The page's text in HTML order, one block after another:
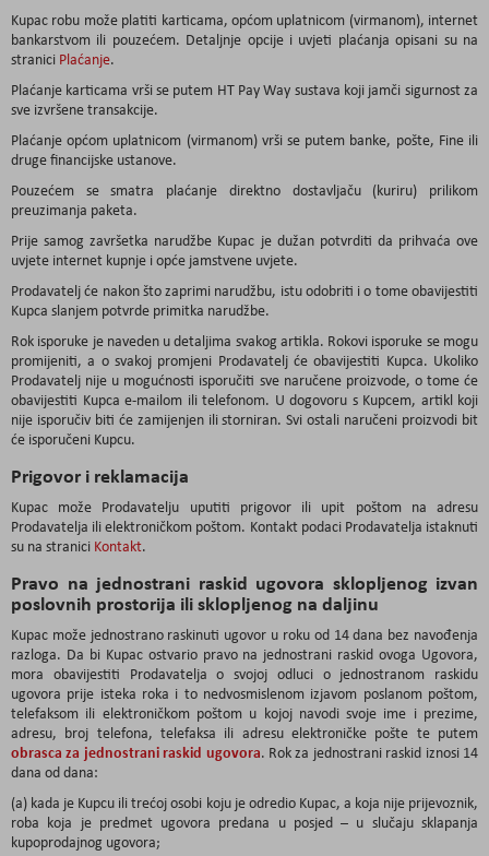
Kupac robu može platiti karticama, općom uplatnicom (virmanom), internet
bankarstvom ili pouzećem. Detaljnje opcije i uvjeti plaćanja opisani su na
stranici Plaćanje.
Plaćanje karticama vrši se putem HT Pay Way sustava koji jamči sigurnost za
sve izvršene transakcije.
Plaćanje općom uplatnicom (virmanom) vrši se putem banke, pošte, Fine ili
druge financijske ustanove.
Pouzećem se smatra plaćanje direktno dostavljaču (kuriru) prilikom
preuzimanja paketa.
Prije samog završetka narudžbe Kupac je dužan potvrditi da prihvaća ove
uvjete internet kupnje i opće jamstvene uvjete.
Prodavatelj će nakon što zaprimi narudžbu, istu odobriti i o tome obavijestiti
Kupca slanjem potvrde primitka narudžbe.
Rok isporuke je naveden u detaljima svakog artikla. Rokovi isporuke se mogu
promijeniti, a o svakoj promjeni Prodavatelj će obavijestiti Kupca. Ukoliko
Prodavatelj nije u mogućnosti isporučiti sve naručene proizvode, o tome će
obavijestiti Kupca e-mailom ili telefonom. U dogovoru s Kupcem, artikl koji
nije isporučiv biti će zamijenjen ili storniran. Svi ostali naručeni proizvodi bit
će isporučeni Kupcu.
Prigovor i reklamacija
Kupac može Prodavatelju uputiti prigovor ili upit poštom na adresu
Prodavatelja ili elektroničkom poštom. Kontakt podaci Prodavatelja istaknuti
su na stranici Kontakt.
Pravo na jednostrani raskid ugovora sklopljenog izvan
poslovnih prostorija ili sklopljenog na daljinu
Kupac može jednostrano raskinuti ugovor u roku od 14 dana bez navođenja
razloga. Da bi Kupac ostvario pravo na jednostrani raskid ovoga Ugovora,
mora obavijestiti Prodavatelja o svojoj odluci o jednostranom raskidu
ugovora prije isteka roka i to nedvosmislenom izjavom poslanom poštom,
telefaksom ili elektroničkom poštom u kojoj navodi svoje ime i prezime,
adresu, broj telefona, telefaksa ili adresu elektroničke pošte te putem
obrasca za jednostrani raskid ugovora. Rok za jednostrani raskid iznosi 14
dana od dana:
(a) kada je Kupcu ili trećoj osobi koju je odredio Kupac, a koja nije prijevoznik,
roba koja je predmet ugovora predana u posjed – u slučaju sklapanja
kupoprodajnog ugovora;